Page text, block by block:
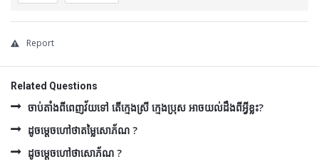
Report
Related Questions
ចាប់តាំងពីពេញវ័យទៅ តើក្មេងស្រី ក្មេងប្រុស អាចយល់ដឹងពីអ្វីខ្លះ?
ដូចម្ដេចហៅថាតម្លៃសោភ័ណ ?
ដូចម្ដេចហៅថាសោភ័ណ ?